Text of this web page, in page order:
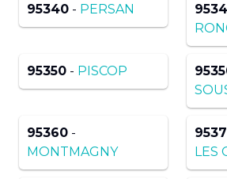
95340 - PERSAN
95350 - PISCOP
95360 -
MONTMAGNY
LES